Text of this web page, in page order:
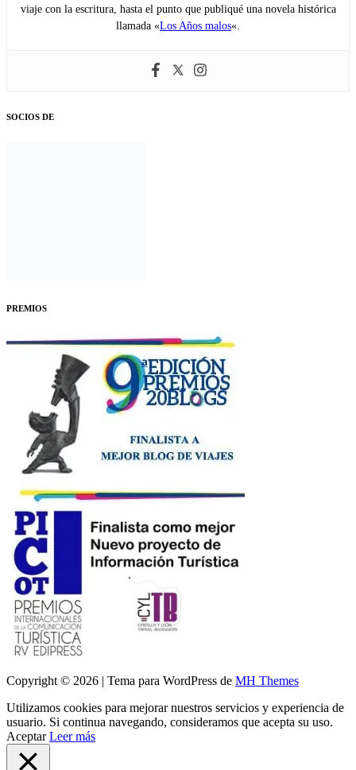
viaje con la escritura, hasta el punto que publiqué una novela histórica
llamada «Los Años malos«.
SOCIOS DE
PREMIOS
Copyright © 2026 | Tema para WordPress de MH Themes
Utilizamos cookies para mejorar nuestros servicios y experiencia de
usuario. Si continua navegando, consideramos que acepta su uso.
Aceptar Leer más